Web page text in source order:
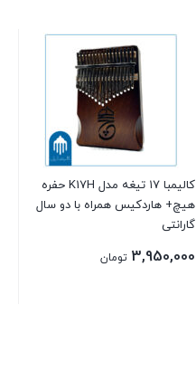
کالیمبا ۱۷ تیغه مدل K17H حفره
هیچ+ هاردکیس همراه با دو سال
گارانتی
3,950,000 تومان